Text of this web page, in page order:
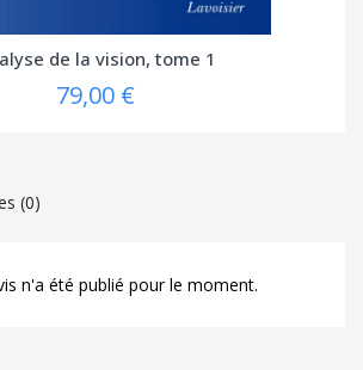
de la vision, tome 1
79,00 €
(0)
n'a été publié pour le moment.